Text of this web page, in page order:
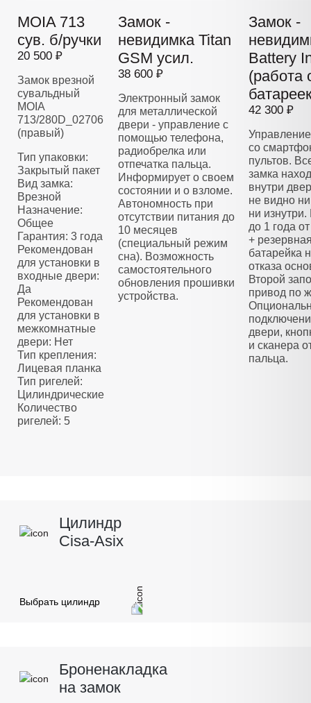
MOIA 713
сув. б/ручки
20 500 ₽
Замок врезной
сувальдный
MOIA
713/280D_02706
(правый)
Тип упаковки:
Закрытый пакет
Вид замка:
Врезной
Назначение:
Общее
Гарантия: 3 года
Рекомендован
для установки в
входные двери:
Да
Рекомендован
для установки в
межкомнатные
двери: Нет
Тип крепления:
Лицевая планка
Тип ригелей:
Цилиндрические
Количество
ригелей: 5
Замок -
невидимка Titan
GSM усил.
38 600 ₽
Электронный замок
для металлической
двери - управление с
помощью телефона,
радиобрелка или
отпечатка пальца.
Информирует о своем
состоянии и о взломе.
Автономность при
отсутствии питания до
10 месяцев
(специальный режим
сна). Возможность
самостоятельного
обновления прошивки
устройства.
Замок -
Battery
(работа
42 300 ₽
со
пультов.
замка
внутри
не видно
ни изнутри.
до 1 года
+
батарейка
отказа
Второй
привод по
двери,
и сканера
пальца.
Цилиндр
Cisa-Asix
Выбрать цилиндр
Броненакладка
на замок